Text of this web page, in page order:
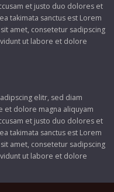
et justo duo dolores et
takimata sanctus est Lorem
amet, consetetur sadipscing
ut labore et dolore
elitr, sed diam
et dolore magna aliquyam
et justo duo dolores et
takimata sanctus est Lorem
amet, consetetur sadipscing
ut labore et dolore